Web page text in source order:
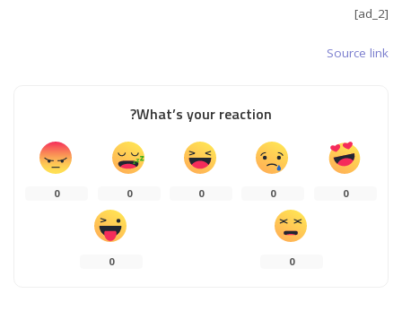
[ad_2]
Source link
What’s your reaction?
0
0
0
0
0
0
0